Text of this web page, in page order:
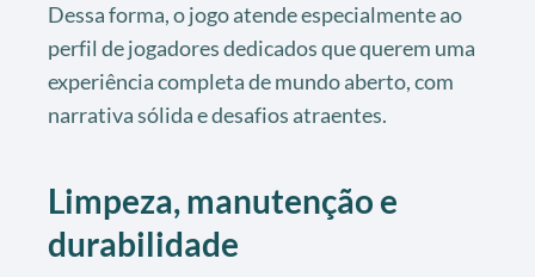
Dessa forma, o jogo atende especialmente ao
perfil de jogadores dedicados que querem uma
experiência completa de mundo aberto, com
narrativa sólida e desafios atraentes.
Limpeza, manutenção e
durabilidade